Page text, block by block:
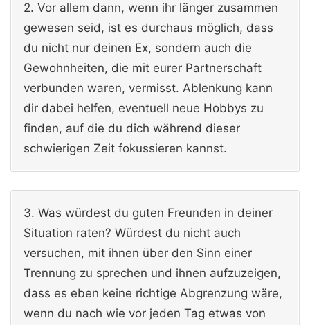
2. Vor allem dann, wenn ihr länger zusammen
gewesen seid, ist es durchaus möglich, dass
du nicht nur deinen Ex, sondern auch die
Gewohnheiten, die mit eurer Partnerschaft
verbunden waren, vermisst. Ablenkung kann
dir dabei helfen, eventuell neue Hobbys zu
finden, auf die du dich während dieser
schwierigen Zeit fokussieren kannst.
3. Was würdest du guten Freunden in deiner
Situation raten? Würdest du nicht auch
versuchen, mit ihnen über den Sinn einer
Trennung zu sprechen und ihnen aufzuzeigen,
dass es eben keine richtige Abgrenzung wäre,
wenn du nach wie vor jeden Tag etwas von